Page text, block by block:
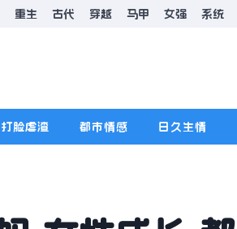
重生 古代 穿越 马甲 女强 系统
打脸虐渣 都市情感 日久生情